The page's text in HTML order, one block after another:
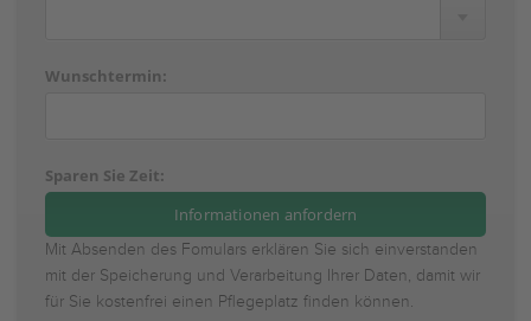
Wunschtermin:
Sparen Sie Zeit:
Mit Absenden des Fomulars erklären Sie sich einverstanden
mit der Speicherung und Verarbeitung Ihrer Daten, damit wir
für Sie kostenfrei einen Pflegeplatz finden können.